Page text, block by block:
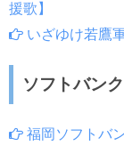
援歌】
いざゆけ若鷹
ソフトバン
福岡ソフトバ